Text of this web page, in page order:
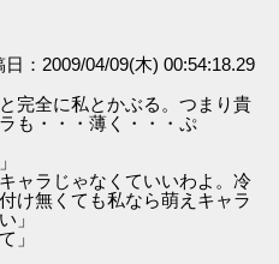
日：2009/04/09(木) 00:54:18.29
完全に私とかぶる。つまり貴
も・・・薄く・・・ぷ
ャラじゃなくていいわよ。冷
け無くても私なら萌えキャラ
」
」